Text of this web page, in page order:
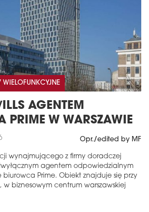
WIELOFUNKCYJNE
AGENTEM
PRIME W WARSZAWIE
Opr./edited by MF
wynajmującego z firmy doradczej
agentem odpowiedzialnym
biurowca Prime. Obiekt znajduje się przy
w biznesowym centrum warszawskiej